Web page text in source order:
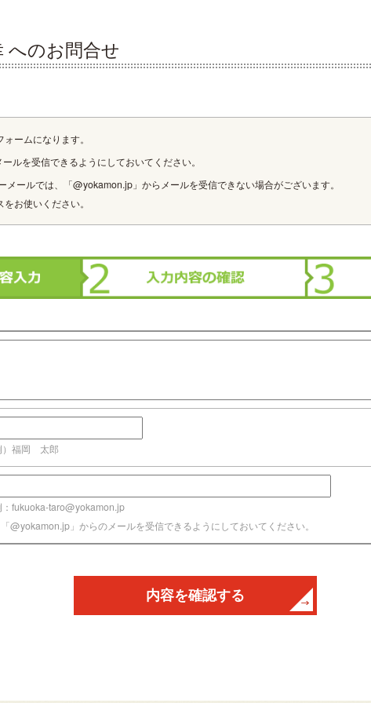
のお問合せ
ームになります。
ルを受信できるようにしておいてください。
メールでは、「@yokamon.jp」からメールを受信できない場合がございます。
お使いください。
）福岡 太郎
：fukuoka-taro@yokamon.jp
@yokamon.jp」からのメールを受信できるようにしておいてください。